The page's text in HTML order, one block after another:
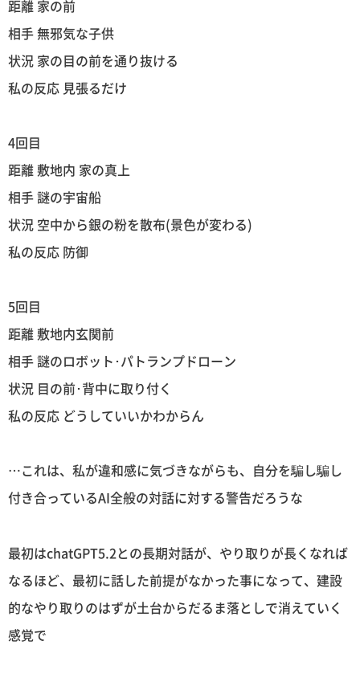
距離 家の前
相手 無邪気な子供
状況 家の目の前を通り抜ける
私の反応 見張るだけ
4回目
距離 敷地内 家の真上
相手 謎の宇宙船
状況 空中から銀の粉を散布(景色が変わる)
私の反応 防御
5回目
距離 敷地内玄関前
相手 謎のロボット･パトランプドローン
状況 目の前･背中に取り付く
私の反応 どうしていいかわからん
…これは、私が違和感に気づきながらも、自分を騙し騙し
付き合っているAI全般の対話に対する警告だろうな
最初はchatGPT5.2との長期対話が、やり取りが長くなれば
なるほど、最初に話した前提がなかった事になって、建設
的なやり取りのはずが土台からだるま落としで消えていく
感覚で